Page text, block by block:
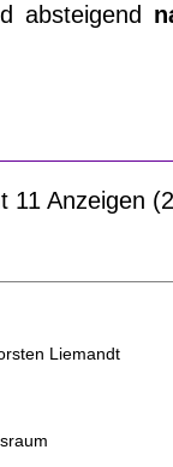
absteigend
11 Anzeigen
Liemandt